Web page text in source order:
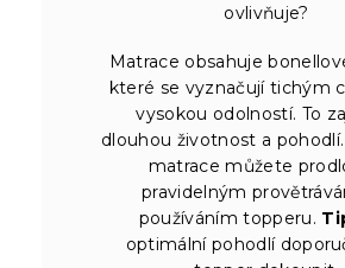
ovlivňuje?
Matrace obsahuje
které se vyznačují tichým
vysokou odolností. To
dlouhou životnost a
matrace můžete
pravidelným
používáním topperu.
optimální pohodlí